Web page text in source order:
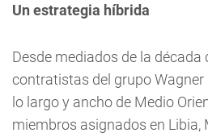
Un estrategia híbrida
Desde mediados de la década
contratistas del grupo Wagner
lo largo y ancho de Medio
miembros asignados en Libia,